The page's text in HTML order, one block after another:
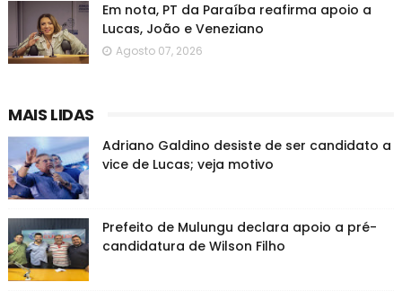
Em nota, PT da Paraíba reafirma apoio a
Lucas, João e Veneziano
Agosto 07, 2026
MAIS LIDAS
Adriano Galdino desiste de ser candidato a
vice de Lucas; veja motivo
Prefeito de Mulungu declara apoio a pré-
candidatura de Wilson Filho